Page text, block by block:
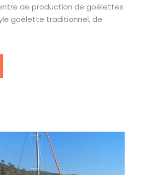
de production de goélettes
goélette traditionnel, de